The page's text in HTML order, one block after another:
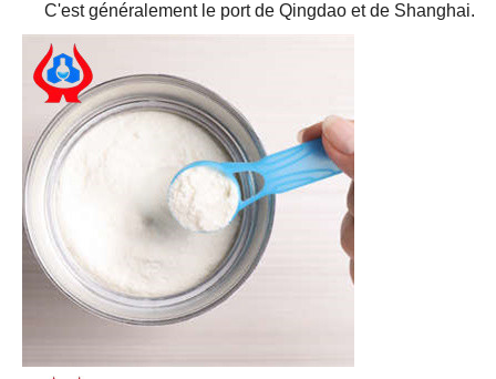
C'est généralement le port de Qingdao et de Shanghai.